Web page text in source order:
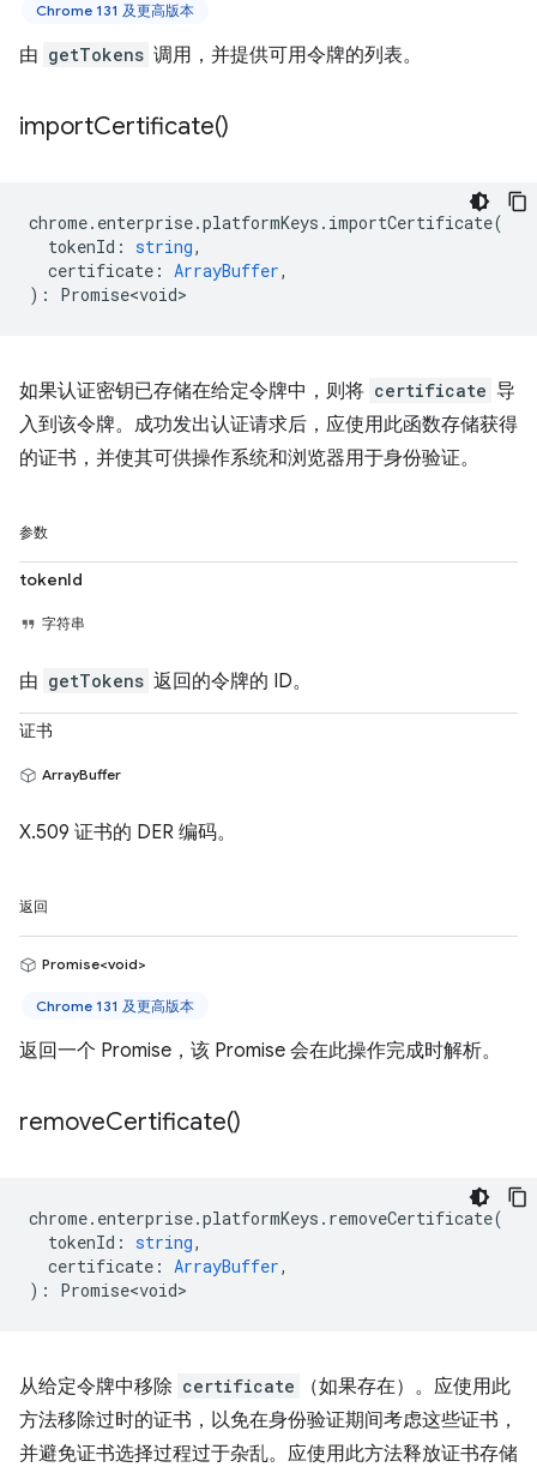
Chrome 131 及更高版本
由 getTokens 调用，并提供可用令牌的列表。
importCertificate()
chrome. enterprise.platformKeys . importCertificate(
tokenId : string,
certificate : ArrayBuffer,
) : Promise<void>
如果认证密钥已存储在给定令牌中，则将 certificate 导
入到该令牌。成功发出认证请求后，应使用此函数存储获得
的证书，并使其可供操作系统和浏览器用于身份验证。
参数
tokenId
字符串
由 getTokens 返回的令牌的 ID。
证书
ArrayBuffer
X.509 证书的 DER 编码。
返回
Promise<void>
Chrome 131 及更高版本
返回一个 Promise，该 Promise 会在此操作完成时解析。
removeCertificate()
chrome. enterprise.platformKeys . removeCertificate(
tokenId : string,
certificate : ArrayBuffer,
) : Promise<void>
从给定令牌中移除 certificate
（如果存在）。应使用此
方法移除过时的证书，以免在身份验证期间考虑这些证书，
并避免证书选择过程过于杂乱。应使用此方法释放证书存储